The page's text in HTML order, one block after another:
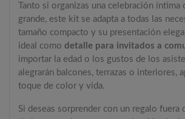
Tanto si organizas una celebración
grande, este kit se adapta a todas las
tamaño compacto y su presentación
ideal comodetalle para invitados a
importar la edad o los gustos de los
alegrarán balcones, terrazas o interiores,
toque de color y vida.
Si deseas sorprender con un regalo fuera